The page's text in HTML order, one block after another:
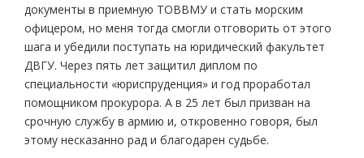
документы в приемную ТОВВМУ и стать морским
офицером, но меня тогда смогли отговорить от этого
шага и убедили поступать на юридический факультет
ДВГУ. Через пять лет защитил диплом по
специальности «юриспруденция» и год проработал
помощником прокурора. А в 25 лет был призван на
срочную службу в армию и, откровенно говоря, был
этому несказанно рад и благодарен судьбе.